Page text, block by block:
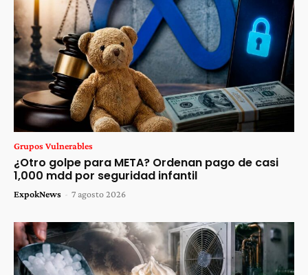
Grupos Vulnerables
¿Otro golpe para META? Ordenan pago de casi
1,000 mdd por seguridad infantil
ExpokNews - 7 agosto 2026